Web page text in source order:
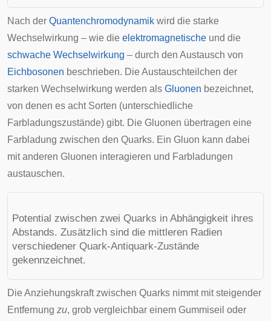
Nach der Quantenchromodynamik wird die starke
Wechselwirkung – wie die elektromagnetische und die
schwache Wechselwirkung – durch den Austausch von
Eichbosonen beschrieben. Die Austauschteilchen der
starken Wechselwirkung werden als Gluonen bezeichnet,
von denen es acht Sorten (unterschiedliche
Farbladungszustände) gibt. Die Gluonen übertragen eine
Farbladung zwischen den Quarks. Ein Gluon kann dabei
mit anderen Gluonen interagieren und Farbladungen
austauschen.
Potential zwischen zwei Quarks in Abhängigkeit ihres
Abstands. Zusätzlich sind die mittleren Radien
verschiedener Quark-Antiquark-Zustände
gekennzeichnet.
Die Anziehungskraft zwischen Quarks nimmt mit steigender
Entfernung zu, grob vergleichbar einem Gummiseil oder